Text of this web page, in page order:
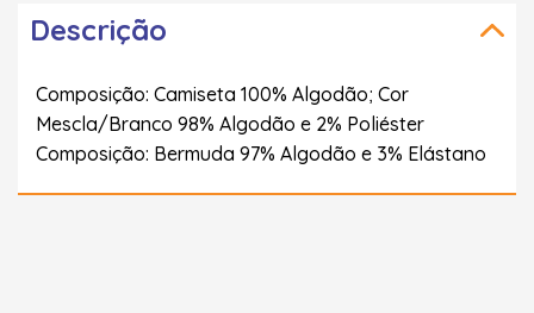
Descrição
Composição: Camiseta 100% Algodão; Cor
Mescla/Branco 98% Algodão e 2% Poliéster
Composição: Bermuda 97% Algodão e 3% Elástano